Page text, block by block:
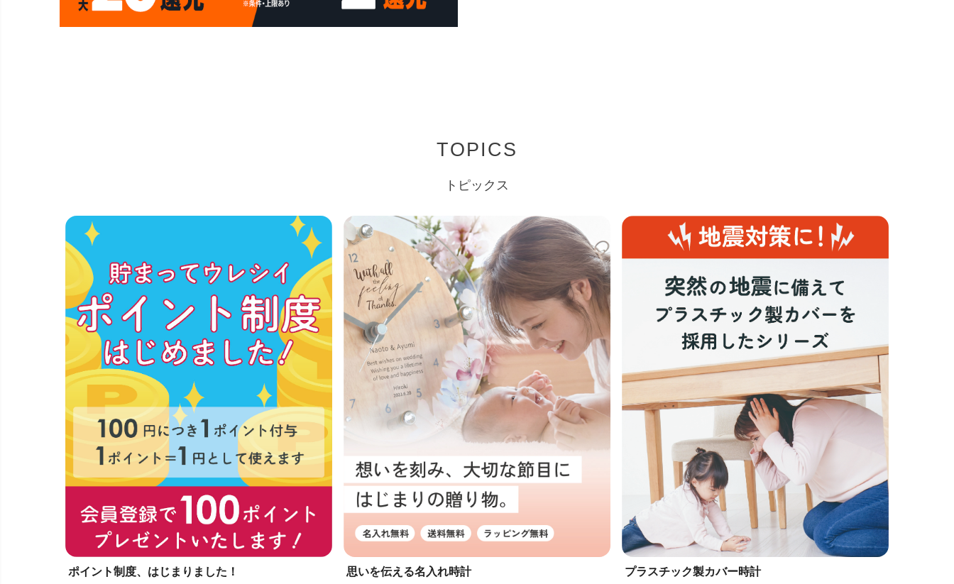
TOPICS
トピックス
ポイント制度、はじまりました！ 思いを伝える名入れ時計 プラスチック製カバー時計